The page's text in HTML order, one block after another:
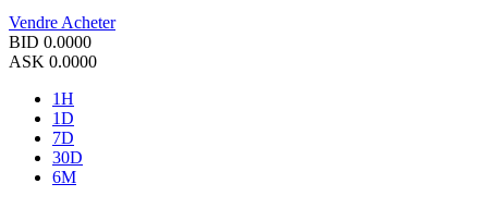
Vendre Acheter
BID 0.0000
ASK 0.0000
1H
1D
7D
30D
6M